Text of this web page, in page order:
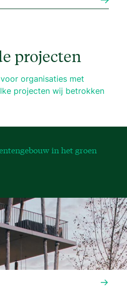
projecten
organisaties met
projecten wij betrokken
in het groen
Lees